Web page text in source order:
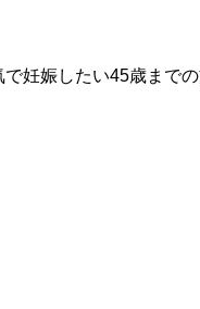
妊娠したい45歳ま